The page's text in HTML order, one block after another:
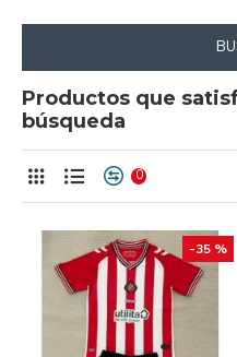
Productos que
búsqueda
0
-35 %